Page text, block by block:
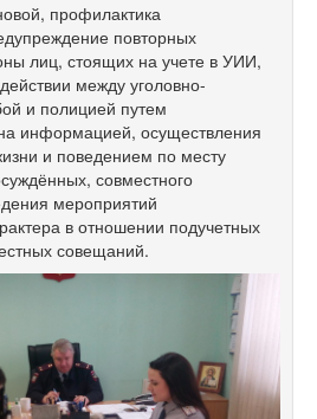
профилактика
повторных
лиц, стоящих на учете в УИИ,
между уголовно-
и полицией путем
информацией, осуществления
и поведением по месту
совместного
мероприятий
в отношении подучетных
совещаний.